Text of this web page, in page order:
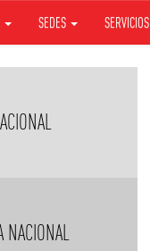
SEDES SERVICIOS